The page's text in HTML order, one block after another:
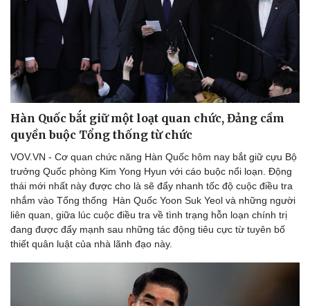
Hàn Quốc bắt giữ một loạt quan chức, Đảng cầm
quyền buộc Tổng thống từ chức
VOV.VN - Cơ quan chức năng Hàn Quốc hôm nay bắt giữ cựu Bộ
trưởng Quốc phòng Kim Yong Hyun với cáo buộc nổi loạn. Động
thái mới nhất này được cho là sẽ đẩy nhanh tốc độ cuộc điều tra
nhắm vào Tổng thống Hàn Quốc Yoon Suk Yeol và những người
liên quan, giữa lúc cuộc điều tra về tình trạng hỗn loạn chính trị
đang được đẩy mạnh sau những tác động tiêu cực từ tuyên bố
thiết quân luật của nhà lãnh đạo này.